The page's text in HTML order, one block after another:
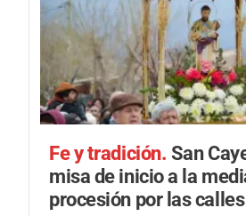
Fe y tradición. San
misa de inicio a la
procesión por las